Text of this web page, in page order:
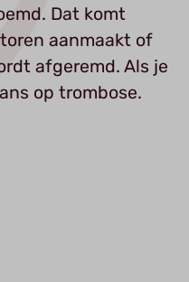
Dat komt
aanmaakt of
afgeremd. Als je
op trombose.